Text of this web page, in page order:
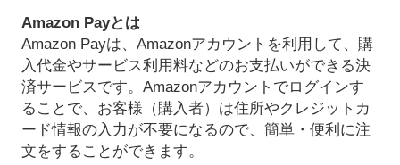
Amazon Payとは
Amazon Payは、Amazonアカウントを利用して、購
入代金やサービス利用料などのお支払いができる決
済サービスです。Amazonアカウントでログインす
ることで、お客様（購入者）は住所やクレジットカ
ード情報の入力が不要になるので、簡単・便利に注
文をすることができます。